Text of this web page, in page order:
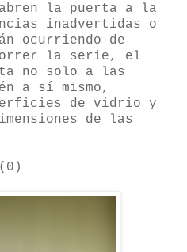
la puerta a la
inadvertidas o
ocurriendo de
la serie, el
no solo a las
a sí mismo,
de vidrio y
de las